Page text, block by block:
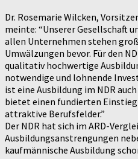
Dr. Rosemarie Wilcken,
meinte: “Unserer Gesellschaft
allen Unternehmen stehen
Umwälzungen bevor. Für den
qualitativ hochwertige
notwendige und lohnende
ist eine Ausbildung im NDR
bietet einen fundierten
attraktive Berufsfelder.”
Der NDR hat sich im ARD-
Ausbildungsanstrengungen
kaufmännische Ausbildung